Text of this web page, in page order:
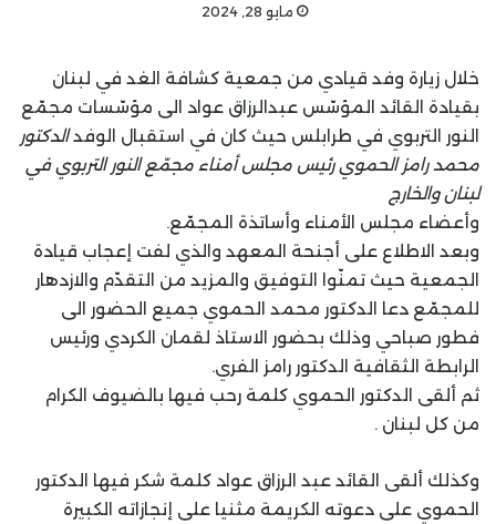
مايو 28, 2024
خلال زيارة وفد قيادي من جمعية كشافة الغد في لبنان
بقيادة القائد المؤسّس عبدالرزاق عواد الى مؤسّسات مجمّع
النور التربوي في طرابلس حيث كان في استقبال الوفدالدكتور
محمد رامز الحموي رئيس مجلس أمناء مجمّع النور التربوي في
لبنان والخارج
وأعضاء مجلس الأمناء وأساتذة المجمّع.
وبعد الاطلاع على أجنحة المعهد والذي لفت إعجاب قيادة
الجمعية حيث تمنّوا التوفيق والمزيد من التقدّم والازدهار
للمجمّع دعا الدكتور محمد الحموي جميع الحضور الى
فطور صباحي وذلك بحضور الاستاذ لقمان الكردي ورئيس
الرابطة الثقافية الدكتور رامز الفري.
ثم ألقى الدكتور الحموي كلمة رحب فيها بالضيوف الكرام
من كل لبنان .
وكذلك ألقى القائد عبد الرزاق عواد كلمة شكر فيها الدكتور
الحموي على دعوته الكريمة مثنيا على إنجازاته الكبيرة